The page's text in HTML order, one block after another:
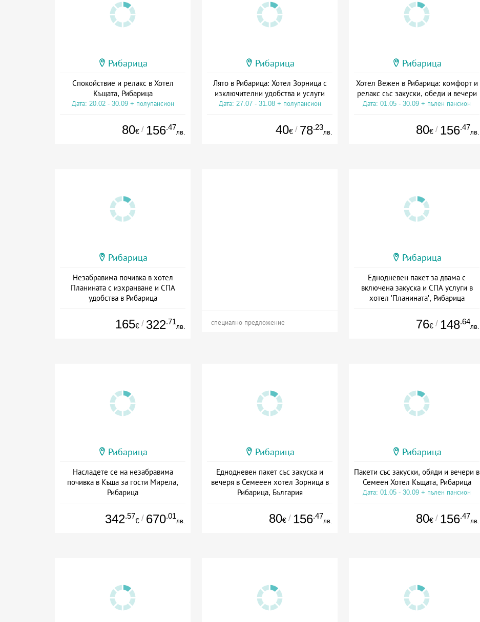
Рибарица
Спокойствие и релакс в Хотел
Къщата, Рибарица
Дата: 20.02 - 30.09 + полупансион
80€ / 156.47
лв.
Рибарица
Лято в Рибарица: Хотел Зорница с
изключителни удобства и услуги
Дата: 27.07 - 31.08 + полупансион
40€ / 78.23
лв.
Рибарица
Хотел Вежен в Рибарица: комфорт и
релакс със закуски, обеди и вечери
Дата: 01.05 - 30.09 + пълен пансион
80€ / 156.47
лв.
Рибарица
Незабравима почивка в хотел
Планината с изхранване и СПА
удобства в Рибарица
165€ / 322.71
лв. специално предложение
Рибарица
Еднодневен пакет за двама с
включена закуска и СПА услуги в
хотел 'Планината', Рибарица
76€ / 148.64
лв.
Рибарица
Насладете се на незабравима
почивка в Къща за гости Мирела,
Рибарица
342.57
€ / 670.01
лв.
Рибарица
Еднодневен пакет със закуска и
вечеря в Семееен хотел Зорница в
Рибарица, България
80€ / 156.47
лв.
Рибарица
Пакети със закуски, обяди и вечери в
Семеен Хотел Къщата, Рибарица
Дата: 01.05 - 30.09 + пълен пансион
80€ / 156.47
лв.